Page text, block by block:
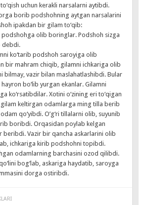
uchun kerakli narsalarni aytibdi.
borib podshohning aytgan narsalarini
ipakdan bir gilam to‘qib:
olib boringlar. Podshoh sizga
debdi.
ko‘tarib podshoh saroyiga olib
bir mahram chiqib, gilamni ichkariga olib
bilmay, vazir bilan maslahatlashibdi. Bular
bo‘lib yurgan ekanlar. Gilamni
ko‘rsatibdilar. Xotini o‘zining eri to‘qigan
keltirgan odamlarga ming tilla berib
qo‘yibdi. O’g‘ri tillalarni olib, suyunib
boribdi. Orqasidan poylab kelgan
beribdi. Vazir bir qancha askarlarini olib
ichkariga kirib podshohni topibdi.
odamlarning barchasini ozod qilibdi.
bog‘lab, askariga haydatib, saroyga
dorga ostiribdi.